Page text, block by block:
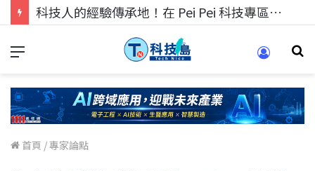
科技人的經驗傳承地！在 Pei Pei 科技專區，與學弟妹交流最硬核的技術
首頁 /專家論點